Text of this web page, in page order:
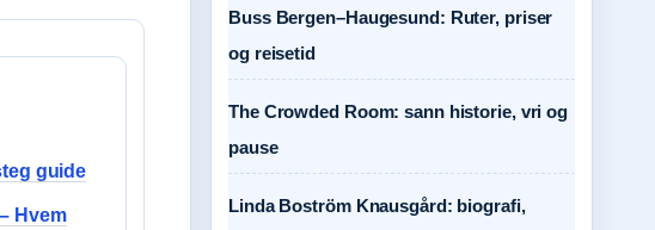
guide
Hvem
Buss Bergen–Haugesund: Ruter, priser
og reisetid
The Crowded Room: sann historie, vri og
pause
Linda Boström Knausgård: biografi,